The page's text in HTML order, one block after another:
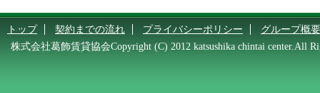
トップ 契約までの流れ プライバシーポリシー
グループ概要
株式会社葛飾賃貸協会Copyright (C) 2012 katsushika chintai center.All